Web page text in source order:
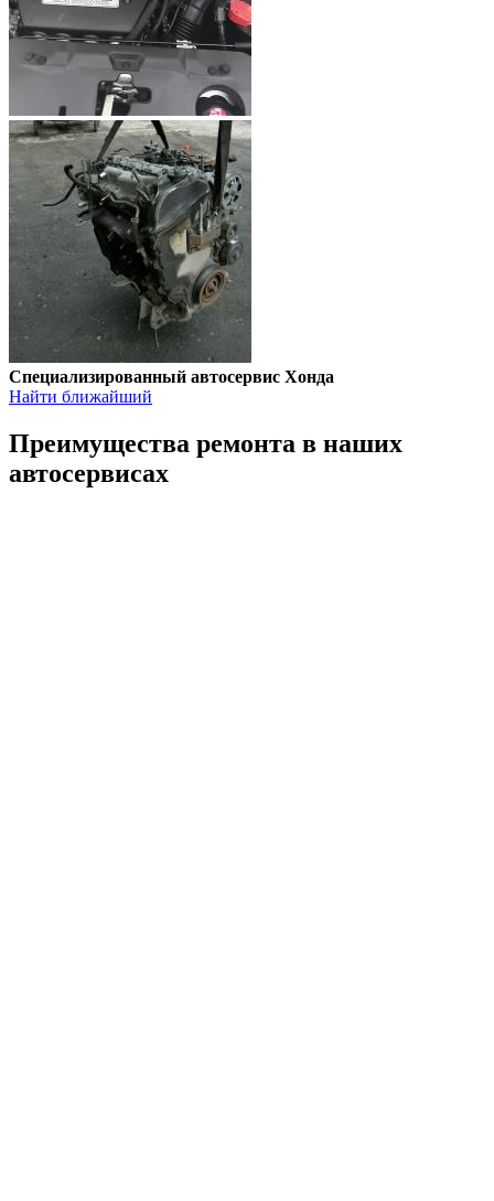
Специализированный автосервис Хонда
Найти ближайший
Преимущества ремонта в наших
автосервисах